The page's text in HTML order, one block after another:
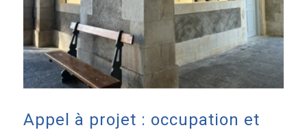
Appel à projet : occupation et